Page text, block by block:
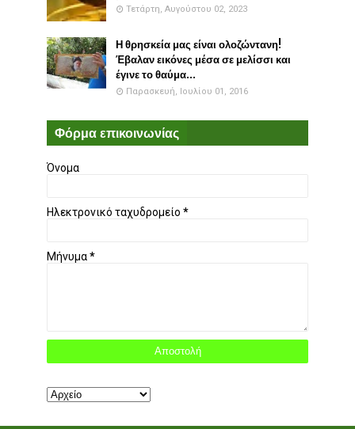
Τετάρτη, Αυγούστου 02, 2023
Η θρησκεία μας είναι ολοζώντανη!
Έβαλαν εικόνες μέσα σε μελίσσι και
έγινε το θαύμα...
Παρασκευή, Ιουλίου 01, 2016
Φόρμα επικοινωνίας
Όνομα
Ηλεκτρονικό ταχυδρομείο *
Μήνυμα*